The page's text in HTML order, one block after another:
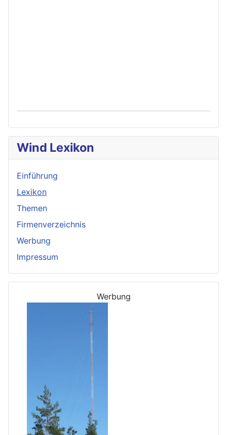
Wind Lexikon
Einführung
Lexikon
Themen
Firmenverzeichnis
Werbung
Impressum
Werbung